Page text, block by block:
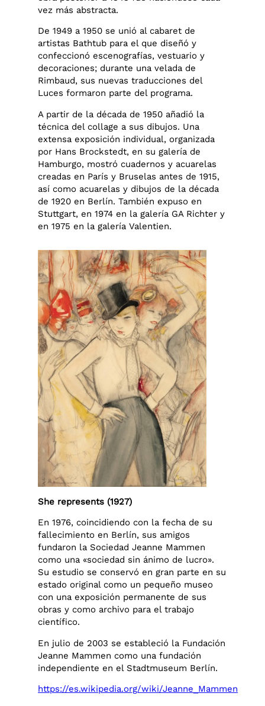
vez más abstracta.
De 1949 a 1950 se unió al cabaret de
artistas Bathtub para el que diseñó y
confeccionó escenografías, vestuario y
decoraciones; durante una velada de
Rimbaud, sus nuevas traducciones del
Luces formaron parte del programa.
A partir de la década de 1950 añadió la
técnica del collage a sus dibujos. Una
extensa exposición individual, organizada
por Hans Brockstedt, en su galería de
Hamburgo, mostró cuadernos y acuarelas
creadas en París y Bruselas antes de 1915,
así como acuarelas y dibujos de la década
de 1920 en Berlín. También expuso en
Stuttgart, en 1974 en la galería GA Richter y
en 1975 en la galería Valentien.
She represents (1927)
En 1976, coincidiendo con la fecha de su
fallecimiento en Berlín, sus amigos
fundaron la Sociedad Jeanne Mammen
como una «sociedad sin ánimo de lucro».
Su estudio se conservó en gran parte en su
estado original como un pequeño museo
con una exposición permanente de sus
obras y como archivo para el trabajo
científico.
En julio de 2003 se estableció la Fundación
Jeanne Mammen como una fundación
independiente en el Stadtmuseum Berlín.
https://es.wikipedia.org/wiki/Jeanne_Mammen